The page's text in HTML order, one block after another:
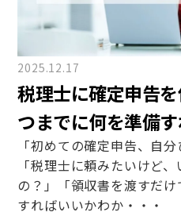
2025.12.17
税理士に確定申告
つまでに何を準備
「初めての確定申告、自
「税理士に頼みたいけど
の？」「領収書を渡すだ
すればいいかわか・・・